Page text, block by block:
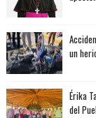
un
Érika
del